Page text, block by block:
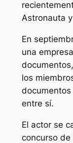
Astronauta
En
una
los
entre sí.
El actor se
concurso de